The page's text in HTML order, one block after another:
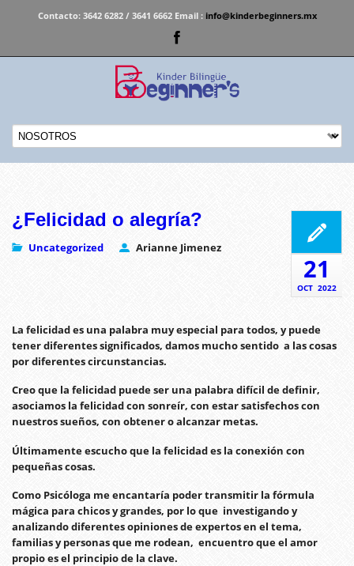
Contacto:3642 6282 / 3641 6662 Email : info@kinderbeginners.mx
¿Felicidad o alegría?
Uncategorized Arianne Jimenez
21
OCT 2022
La felicidad es una palabra muy especial para todos, y puede
tener diferentes significados, damos mucho sentido a las cosas
por diferentes circunstancias.
Creo que la felicidad puede ser una palabra difícil de definir,
asociamos la felicidad con sonreír, con estar satisfechos con
nuestros sueños, con obtener o alcanzar metas.
Últimamente escucho que la felicidad es la conexión con
pequeñas cosas.
Como Psicóloga me encantaría poder transmitir la fórmula
mágica para chicos y grandes, por lo que investigando y
analizando diferentes opiniones de expertos en el tema,
familias y personas que me rodean, encuentro que el amor
propio es el principio de la clave.